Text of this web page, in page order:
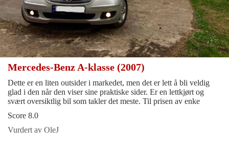
Mercedes-Benz A-klasse (2007)
Dette er en liten outsider i markedet, men det er lett å bli veldig
glad i den når den viser sine praktiske sider. Er en lettkjørt og
svært oversiktlig bil som takler det meste. Til prisen av enke
Score 8.0
Vurdert av OleJ